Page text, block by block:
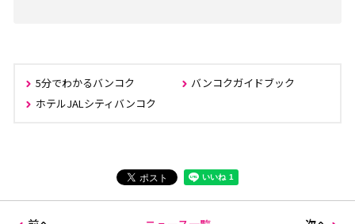
5分でわかるバンコク
バンコクガイドブック
ホテルJALシティバンコク